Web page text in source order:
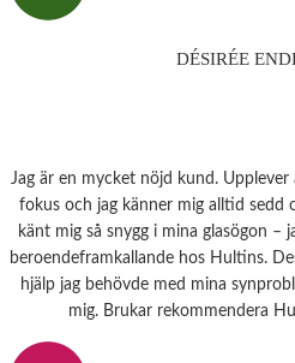
DÉSIRÉE
Jag är en mycket nöjd kund.
fokus och jag känner mig alltid sedd och
känt mig så snygg i mina glasögon –
beroendeframkallande hos Hultins.
hjälp jag behövde med mina
mig. Brukar rekommendera